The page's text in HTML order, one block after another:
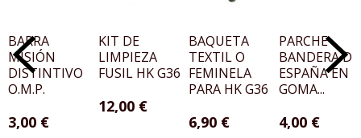
BARRA
MISIÓN
DISTINTIVO
O.M.P.
3,00 €
KIT DE
LIMPIEZA
FUSIL HK G36
12,00 €
BAQUETA
TEXTIL O
FEMINELA
PARA HK G36
6,90 €
PARCHE
BANDERA DE
ESPAÑA EN
GOMA...
4,00 €